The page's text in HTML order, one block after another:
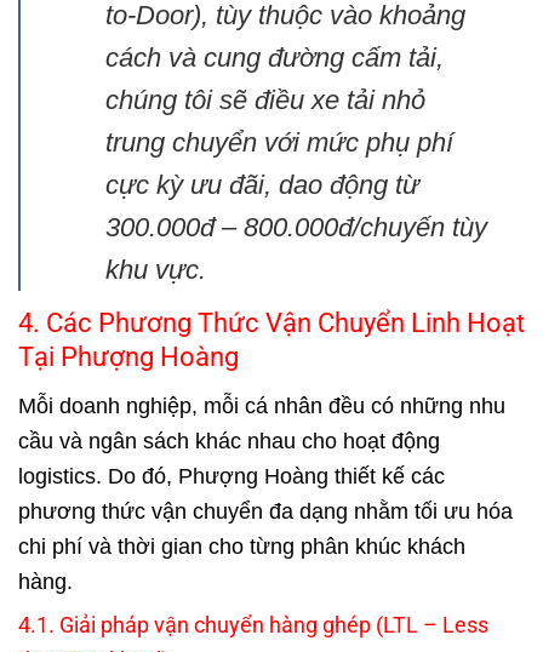
to-Door), tùy thuộc vào khoảng
cách và cung đường cấm tải,
chúng tôi sẽ điều xe tải nhỏ
trung chuyển với mức phụ phí
cực kỳ ưu đãi, dao động từ
300.000đ – 800.000đ/chuyến tùy
khu vực.
4. Các Phương Thức Vận Chuyển Linh Hoạt
Tại Phượng Hoàng
Mỗi doanh nghiệp, mỗi cá nhân đều có những nhu
cầu và ngân sách khác nhau cho hoạt động
logistics. Do đó, Phượng Hoàng thiết kế các
phương thức vận chuyển đa dạng nhằm tối ưu hóa
chi phí và thời gian cho từng phân khúc khách
hàng.
4.1. Giải pháp vận chuyển hàng ghép (LTL – Less